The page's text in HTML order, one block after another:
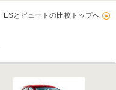
ESとビュートの比較トップへ